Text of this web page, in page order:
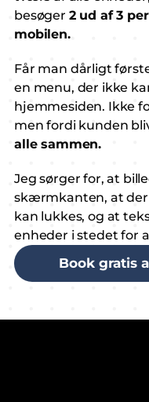
besøger 2 ud af 3
mobilen.
Får man dårligt
en menu, der ikke
hjemmesiden. Ikke
men fordi kunden
alle sammen.
Jeg sørger for, at
skærmkanten, at der
kan lukkes, og at
enheder i stedet for
Book gratis